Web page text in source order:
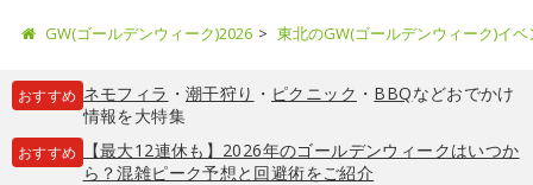
GW(ゴールデンウィーク)2026 東北のGW(ゴールデンウィーク)イ
おすすめ ネモフィラ ・ 潮干狩り ・ ピクニック ・ BBQなどおでかけ
情報を大特集
おすすめ
【最大12連休も】2026年のゴールデンウィークはいつか
ら？混雑ピーク予想と回避術をご紹介